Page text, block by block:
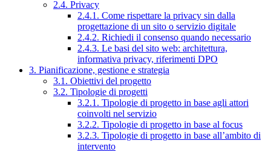
2.4. Privacy
2.4.1. Come rispettare la privacy sin dalla
progettazione di un sito o servizio digitale
2.4.2. Richiedi il consenso quando necessario
2.4.3. Le basi del sito web: architettura,
informativa privacy, riferimenti DPO
3. Pianificazione, gestione e strategia
3.1. Obiettivi del progetto
3.2. Tipologie di progetti
3.2.1. Tipologie di progetto in base agli attori
coinvolti nel servizio
3.2.2. Tipologie di progetto in base al focus
3.2.3. Tipologie di progetto in base all’ambito di
intervento